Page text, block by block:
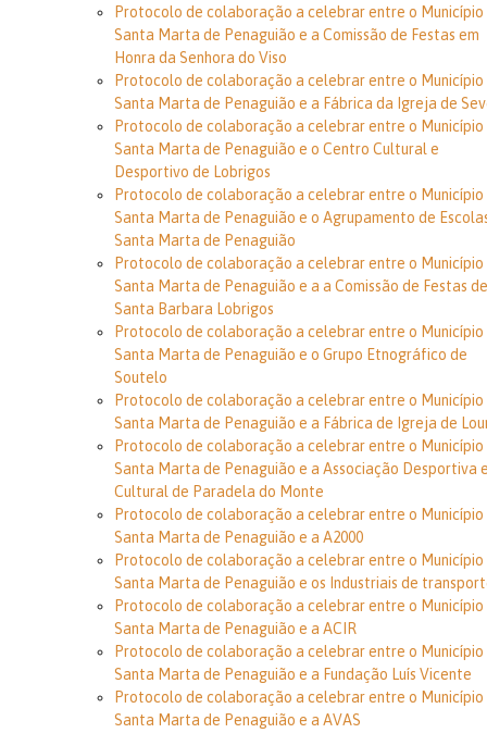
Protocolo de colaboração a celebrar entre o Município
Santa Marta de Penaguião e a Comissão de Festas em
Honra da Senhora do Viso
Protocolo de colaboração a celebrar entre o Município
Santa Marta de Penaguião e a Fábrica da Igreja de
Protocolo de colaboração a celebrar entre o Município
Santa Marta de Penaguião e o Centro Cultural e
Desportivo de Lobrigos
Protocolo de colaboração a celebrar entre o Município
Santa Marta de Penaguião e o Agrupamento de
Santa Marta de Penaguião
Protocolo de colaboração a celebrar entre o Município
Santa Marta de Penaguião e a a Comissão de Festas de
Santa Barbara Lobrigos
Protocolo de colaboração a celebrar entre o Município
Santa Marta de Penaguião e o Grupo Etnográfico de
Soutelo
Protocolo de colaboração a celebrar entre o Município
Santa Marta de Penaguião e a Fábrica de Igreja de
Protocolo de colaboração a celebrar entre o Município
Santa Marta de Penaguião e a Associação Desportiva
Cultural de Paradela do Monte
Protocolo de colaboração a celebrar entre o Município
Santa Marta de Penaguião e a A2000
Protocolo de colaboração a celebrar entre o Município
Santa Marta de Penaguião e os Industriais de
Protocolo de colaboração a celebrar entre o Município
Santa Marta de Penaguião e a ACIR
Protocolo de colaboração a celebrar entre o Município
Santa Marta de Penaguião e a Fundação Luís Vicente
Protocolo de colaboração a celebrar entre o Município
Santa Marta de Penaguião e a AVAS